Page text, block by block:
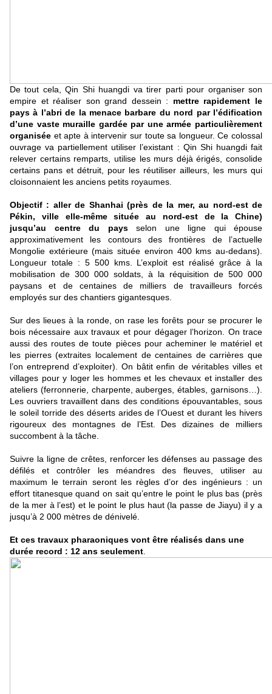
De tout cela, Qin Shi huangdi va tirer parti pour organiser son
empire et réaliser son grand dessein : mettre rapidement le
pays à l’abri de la menace barbare du nord par l’édification
d’une vaste muraille gardée par une armée particulièrement
organisée et apte à intervenir sur toute sa longueur. Ce colossal
ouvrage va partiellement utiliser l’existant : Qin Shi huangdi fait
relever certains remparts, utilise les murs déjà érigés, consolide
certains pans et détruit, pour les réutiliser ailleurs, les murs qui
cloisonnaient les anciens petits royaumes.
Objectif : aller de Shanhai (près de la mer, au nord-est de
Pékin, ville elle-même située au nord-est de la Chine)
jusqu’au centre du paysselon une ligne qui épouse
approximativement les contours des frontières de l’actuelle
Mongolie extérieure (mais située environ 400 kms au-dedans).
Longueur totale : 5 500 kms. L’exploit est réalisé grâce à la
mobilisation de 300 000 soldats, à la réquisition de 500 000
paysans et de centaines de milliers de travailleurs forcés
employés sur des chantiers gigantesques.
Sur des lieues à la ronde, on rase les forêts pour se procurer le
bois nécessaire aux travaux et pour dégager l’horizon. On trace
aussi des routes de toute pièces pour acheminer le matériel et
les pierres (extraites localement de centaines de carrières que
l’on entreprend d’exploiter). On bâtit enfin de véritables villes et
villages pour y loger les hommes et les chevaux et installer des
ateliers (ferronnerie, charpente, auberges, étables, garnisons…).
Les ouvriers travaillent dans des conditions épouvantables, sous
le soleil torride des déserts arides de l’Ouest et durant les hivers
rigoureux des montagnes de l’Est. Des dizaines de milliers
succombent à la tâche.
Suivre la ligne de crêtes, renforcer les défenses au passage des
défilés et contrôler les méandres des fleuves, utiliser au
maximum le terrain seront les règles d’or des ingénieurs : un
effort titanesque quand on sait qu’entre le point le plus bas (près
de la mer à l’est) et le point le plus haut (la passe de Jiayu) il y a
jusqu’à 2 000 mètres de dénivelé.
Et ces travaux pharaoniques vont être réalisés dans une
durée record : 12 ans seulement